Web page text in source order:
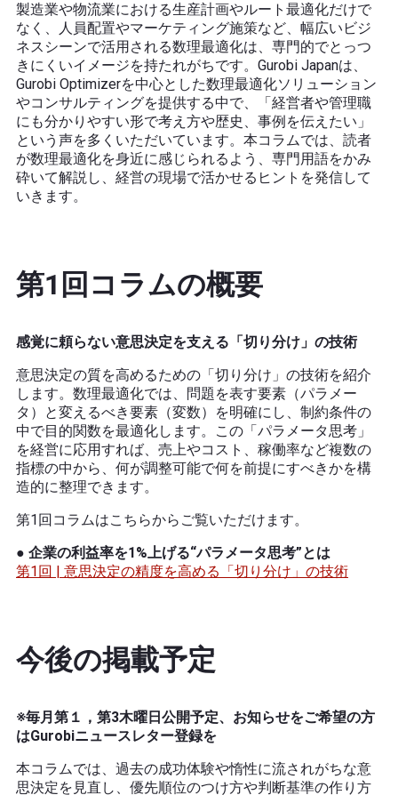
製造業や物流業における生産計画やルート最適化だけで
なく、人員配置やマーケティング施策など、幅広いビジ
ネスシーンで活用される数理最適化は、専門的でとっつ
きにくいイメージを持たれがちです。Gurobi Japanは、
Gurobi Optimizerを中心とした数理最適化ソリューション
やコンサルティングを提供する中で、「経営者や管理職
にも分かりやすい形で考え方や歴史、事例を伝えたい」
という声を多くいただいています。本コラムでは、読者
が数理最適化を身近に感じられるよう、専門用語をかみ
砕いて解説し、経営の現場で活かせるヒントを発信して
いきます。
第1回コラムの概要
感覚に頼らない意思決定を支える「切り分け」の技術
意思決定の質を高めるための「切り分け」の技術を紹介
します。数理最適化では、問題を表す要素（パラメー
タ）と変えるべき要素（変数）を明確にし、制約条件の
中で目的関数を最適化します。この「パラメータ思考」
を経営に応用すれば、売上やコスト、稼働率など複数の
指標の中から、何が調整可能で何を前提にすべきかを構
造的に整理できます。
第1回コラムはこちらからご覧いただけます。
● 企業の利益率を1%上げる“パラメータ思考”とは
第1回 | 意思決定の精度を高める「切り分け」の技術
今後の掲載予定
※毎月第１，第3木曜日公開予定、お知らせをご希望の方
はGurobiニュースレター登録を
本コラムでは、過去の成功体験や惰性に流されがちな意
思決定を見直し、優先順位のつけ方や判断基準の作り方